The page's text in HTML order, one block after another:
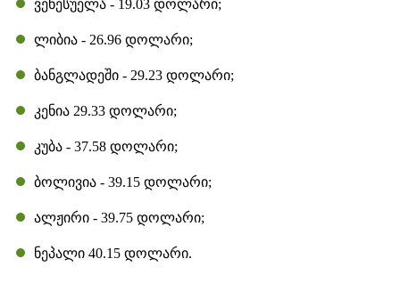
ვენესუელა - 19.03 დოლარი;
ლიბია - 26.96 დოლარი;
ბანგლადეში - 29.23 დოლარი;
კენია 29.33 დოლარი;
კუბა - 37.58 დოლარი;
ბოლივია - 39.15 დოლარი;
ალჟირი - 39.75 დოლარი;
ნეპალი 40.15 დოლარი.